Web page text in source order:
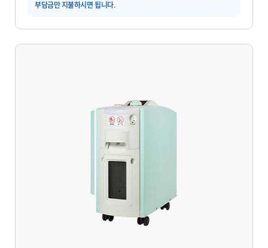
부담금만 지불하시면 됩니다.